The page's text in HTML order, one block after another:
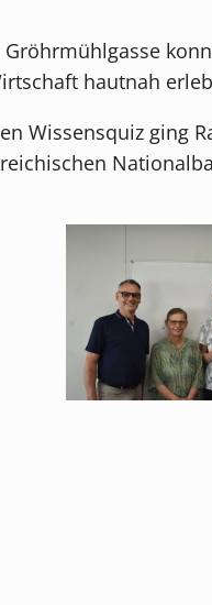
hautnah
Wissensquiz ging